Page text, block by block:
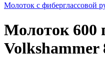
Молоток с фиберглассовой
Молоток 600
Volkshammer